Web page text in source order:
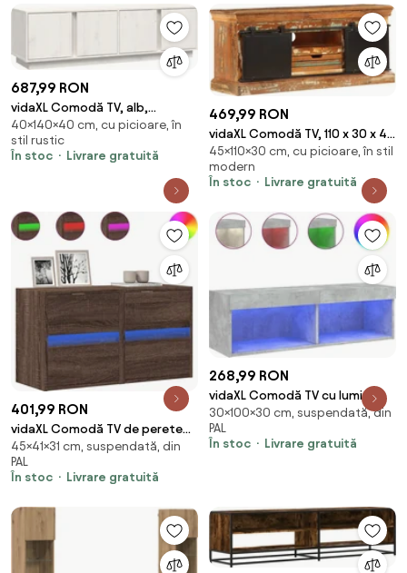
687,99 RON
vidaXL Comodă TV, alb,
140x40x40 cm, lemn masiv de
pin
40×140×40 cm, cu picioare, în
stil rustic
În stoc
Livrare gratuită
469,99 RON
vidaXL Comodă TV, 110 x 30 x 45
cm, lemn masiv reciclat
45×110×30 cm, cu picioare, în stil
modern
În stoc
Livrare gratuită
401,99 RON
vidaXL Comodă TV de perete
cu LED, 2 buc. stejar maro,
41x31x45 cm
45×41×31 cm, suspendată, din
PAL
În stoc
Livrare gratuită
268,99 RON
vidaXL Comodă TV cu lumini
LED, gri beton, 100x30x30 cm
30×100×30 cm, suspendată, din
PAL
În stoc
Livrare gratuită